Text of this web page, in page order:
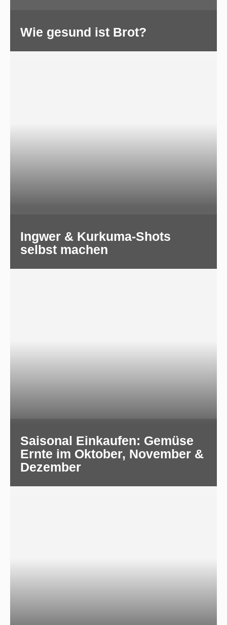
Wie gesund ist Brot?
Ingwer & Kurkuma-Shots
selbst machen
Saisonal Einkaufen: Gemüse
Ernte im Oktober, November &
Dezember